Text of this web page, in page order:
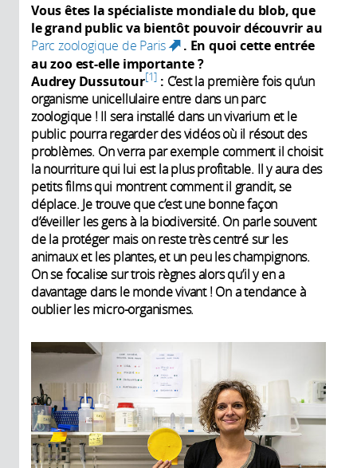
Vous êtes la spécialiste mondiale du blob, que
le grand public va bientôt pouvoir découvrir au
Parc zoologique de Paris
(link is external)
. En quoi cette entrée
au zoo est-elle importante ?
Audrey Dussutour 1 : C’est la première fois qu’un
organisme unicellulaire entre dans un parc
zoologique ! Il sera installé dans un vivarium et le
public pourra regarder des vidéos où il résout des
problèmes. On verra par exemple comment il choisit
la nourriture qui lui est la plus profitable. Il y aura des
petits films qui montrent comment il grandit, se
déplace. Je trouve que c’est une bonne façon
d’éveiller les gens à la biodiversité. On parle souvent
de la protéger mais on reste très centré sur les
animaux et les plantes, et un peu les champignons.
On se focalise sur trois règnes alors qu’il y en a
davantage dans le monde vivant ! On a tendance à
oublier les micro-organismes.